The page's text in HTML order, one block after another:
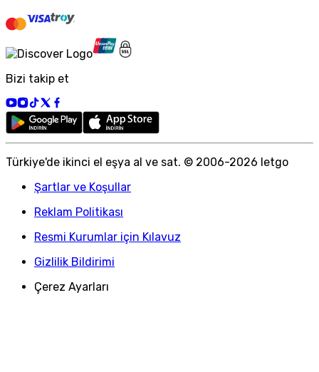
Bizi takip et
Türkiye'de ikinci el eşya al ve sat. © 2006-2026 letgo
Şartlar ve Koşullar
Reklam Politikası
Resmi Kurumlar için Kılavuz
Gizlilik Bildirimi
Çerez Ayarları